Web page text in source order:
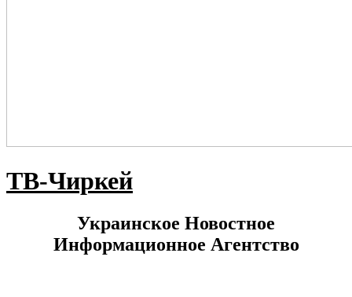
ТВ-Чиркей
Украинское Новостное
Информационное Агентство